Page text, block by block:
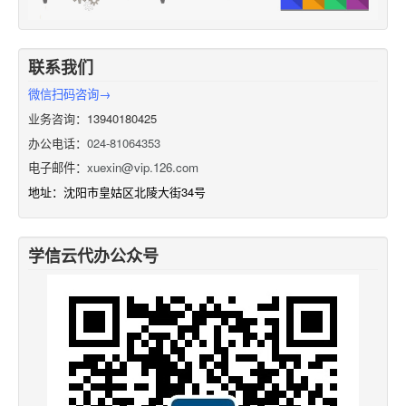
联系我们
微信扫码咨询→
业务咨询：13940180425
办公电话： 024-81064353
电子邮件： xuexin@vip.126.com
地址：沈阳市皇姑区北陵大街34号
学信云代办公众号